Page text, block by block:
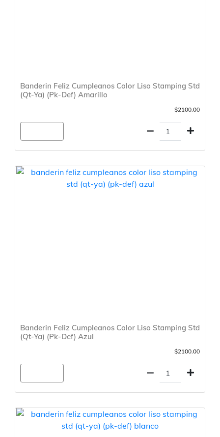
Banderin Feliz Cumpleanos Color Liso Stamping Std
(Qt-Ya) (Pk-Def) Amarillo
$2100.00
Banderin Feliz Cumpleanos Color Liso Stamping Std
(Qt-Ya) (Pk-Def) Azul
$2100.00